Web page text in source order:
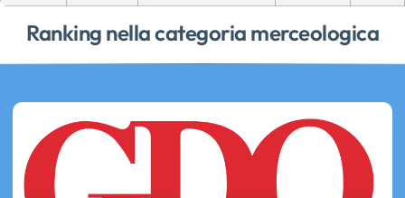
Ranking nella categoria merceologica